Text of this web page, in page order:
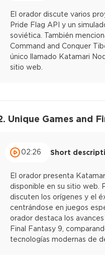
El orador discute varios
Pride Flag API y un
soviética. También
Command and Conquer
único llamado Katamari
sitio web.
Unique Games and
02:26 Short
El orador presenta
disponible en su sitio web.
discuten los orígenes y el
centrándose en juegos
orador destaca los
Final Fantasy 9,
tecnologías modernas de